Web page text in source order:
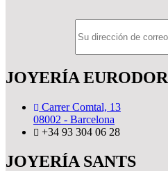
JOYERÍA EURODOR
Carrer Comtal, 13
08002 - Barcelona
+34 93 304 06 28
JOYERÍA SANTS